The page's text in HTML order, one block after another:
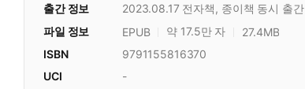
출간 정보 2023.08.17 전자책, 종이책 동시 출간
파일 정보
EPUB 약 17.5만 자 27.4MB
ISBN
9791155816370
UCI
-